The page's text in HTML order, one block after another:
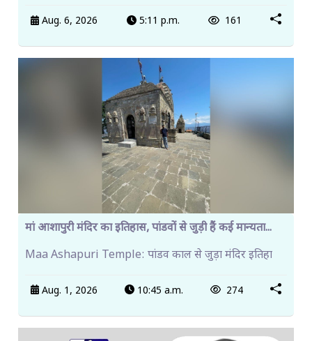
Aug. 6, 2026 5:11 p.m. 161
मां आशापुरी मंदिर का इतिहास, पांडवों से जुड़ी हैं कई मान्यता...
Maa Ashapuri Temple: पांडव काल से जुड़ा मंदिर इतिहा
Aug. 1, 2026 10:45 a.m. 274